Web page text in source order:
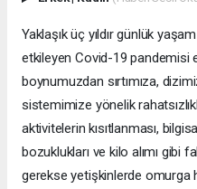
Yaklaşık üç yıldır günlük
etkileyen Covid-19 pandemisi
boynumuzdan sırtımıza,
sistemimize yönelik
aktivitelerin kısıtlanması,
bozuklukları ve kilo alımı gibi
gerekse yetişkinlerde omurga